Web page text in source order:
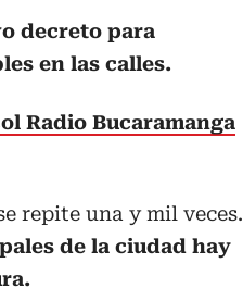
decreto para
en las calles.
Radio Bucaramanga
repite una y mil veces.
de la ciudad hay